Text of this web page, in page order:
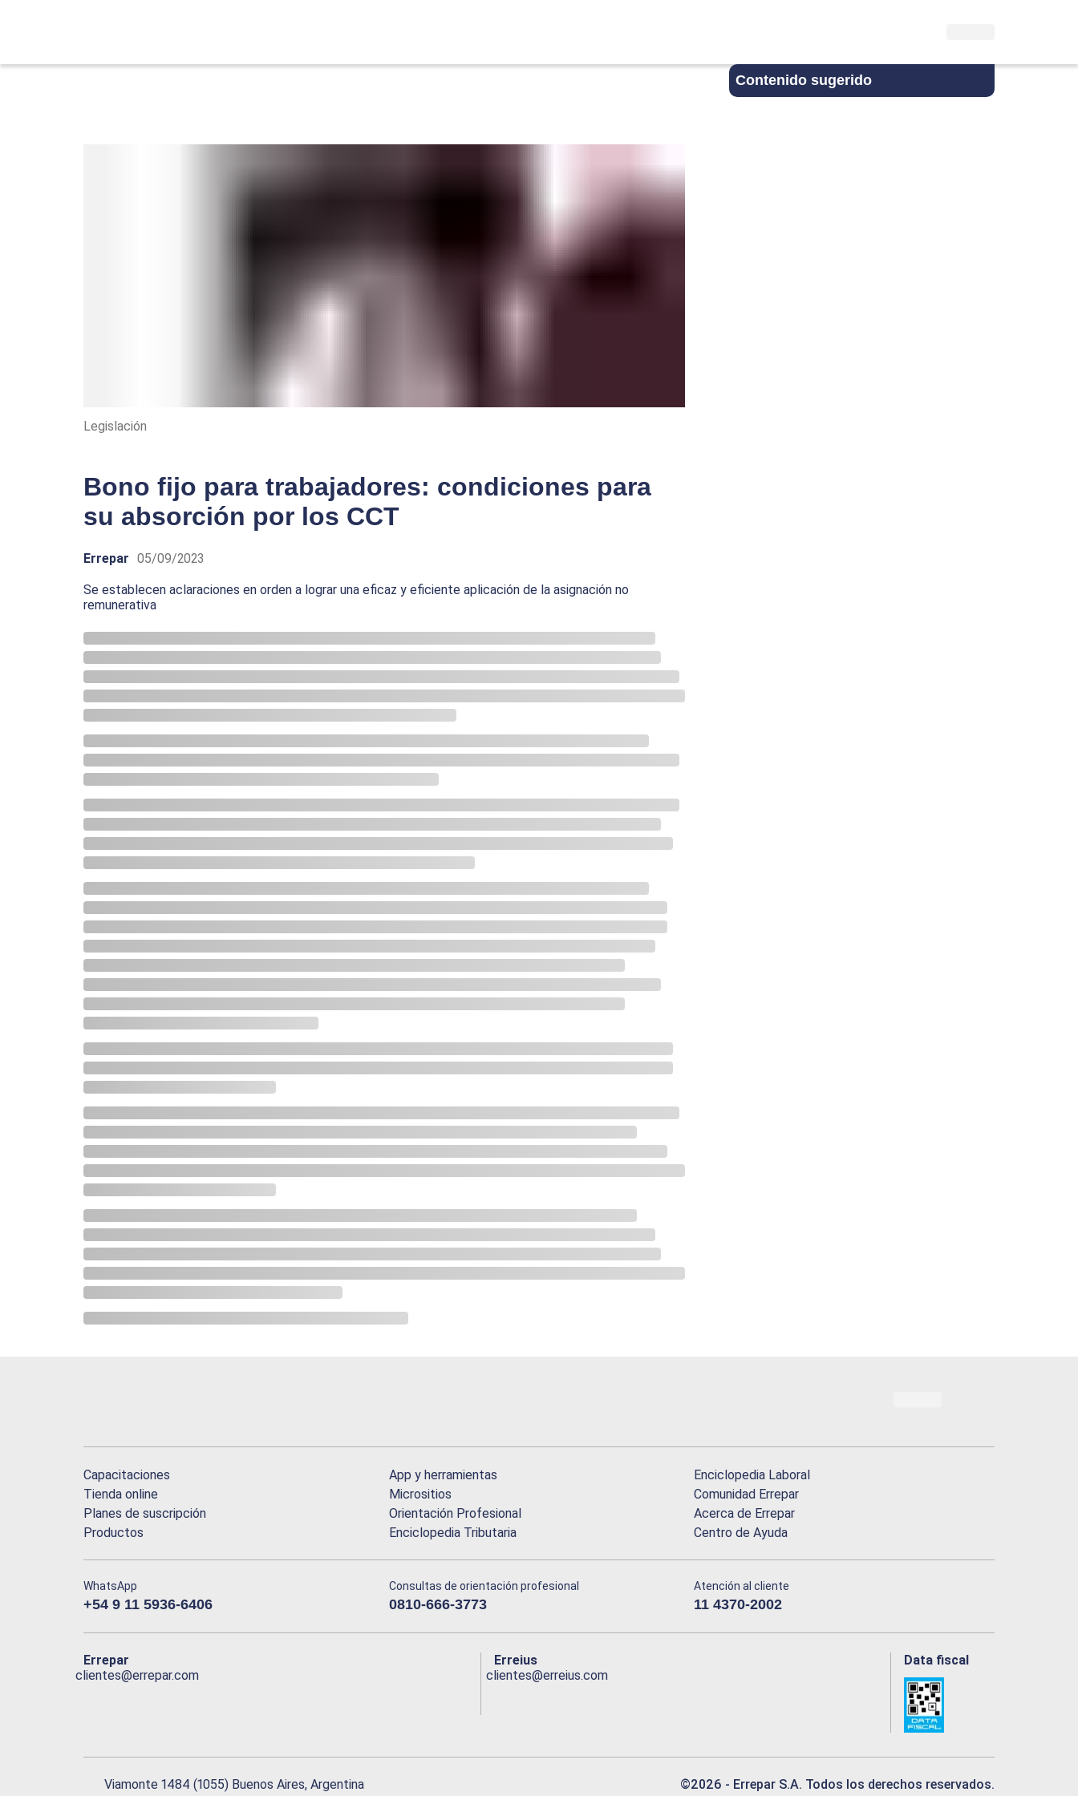
Contenido sugerido
Legislación
Bono fijo para trabajadores: condiciones para
su absorción por los CCT
Errepar 05/09/2023
Se establecen aclaraciones en orden a lograr una eficaz y eficiente aplicación de la asignación no
remunerativa
Capacitaciones
Tienda online
Planes de suscripción
Productos
App y herramientas
Micrositios
Orientación Profesional
Enciclopedia Tributaria
Enciclopedia Laboral
Comunidad Errepar
Acerca de Errepar
Centro de Ayuda
WhatsApp
+54 9 11 5936-6406
Consultas de orientación profesional
0810-666-3773
Atención al cliente
11 4370-2002
Errepar
clientes@errepar.com
Erreius
clientes@erreius.com
Data fiscal
Viamonte 1484 (1055) Buenos Aires, Argentina ©2026 - Errepar S.A. Todos los derechos reservados.